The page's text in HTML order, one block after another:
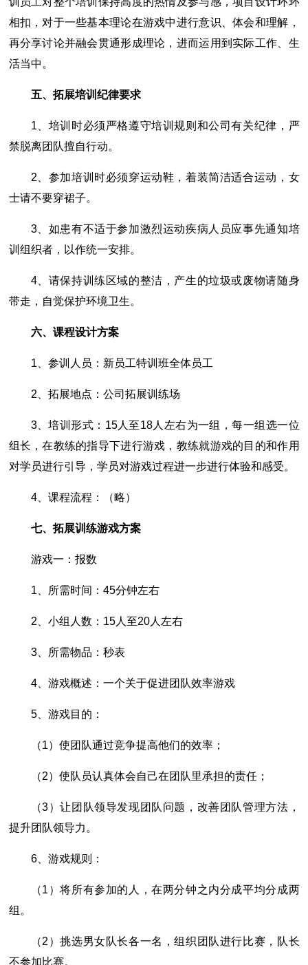
相扣，对于一些基本理论在游戏中进行意识、体会和理解，
再分享讨论并融会贯通形成理论，进而运用到实际工作、生
活当中。
五、拓展培训纪律要求
1、培训时必须严格遵守培训规则和公司有关纪律，严
禁脱离团队擅自行动。
2、参加培训时必须穿运动鞋，着装简洁适合运动，女
士请不要穿裙子。
3、如患有不适于参加激烈运动疾病人员应事先通知培
训组织者，以作统一安排。
4、请保持训练区域的整洁，产生的垃圾或废物请随身
带走，自觉保护环境卫生。
六、课程设计方案
1、参训人员：新员工特训班全体员工
2、拓展地点：公司拓展训练场
3、培训形式：15人至18人左右为一组，每一组选一位
组长，在教练的指导下进行游戏，教练就游戏的目的和作用
对学员进行引导，学员对游戏过程进一步进行体验和感受。
4、课程流程：（略）
七、拓展训练游戏方案
游戏一：报数
1、所需时间：45分钟左右
2、小组人数：15人至20人左右
3、所需物品：秒表
4、游戏概述：一个关于促进团队效率游戏
5、游戏目的：
（1）使团队通过竞争提高他们的效率；
（2）使队员认真体会自己在团队里承担的责任；
（3）让团队领导发现团队问题，改善团队管理方法，
提升团队领导力。
6、游戏规则：
（1）将所有参加的人，在两分钟之内分成平均分成两
组。
（2）挑选男女队长各一名，组织团队进行比赛，队长
不参加比赛。